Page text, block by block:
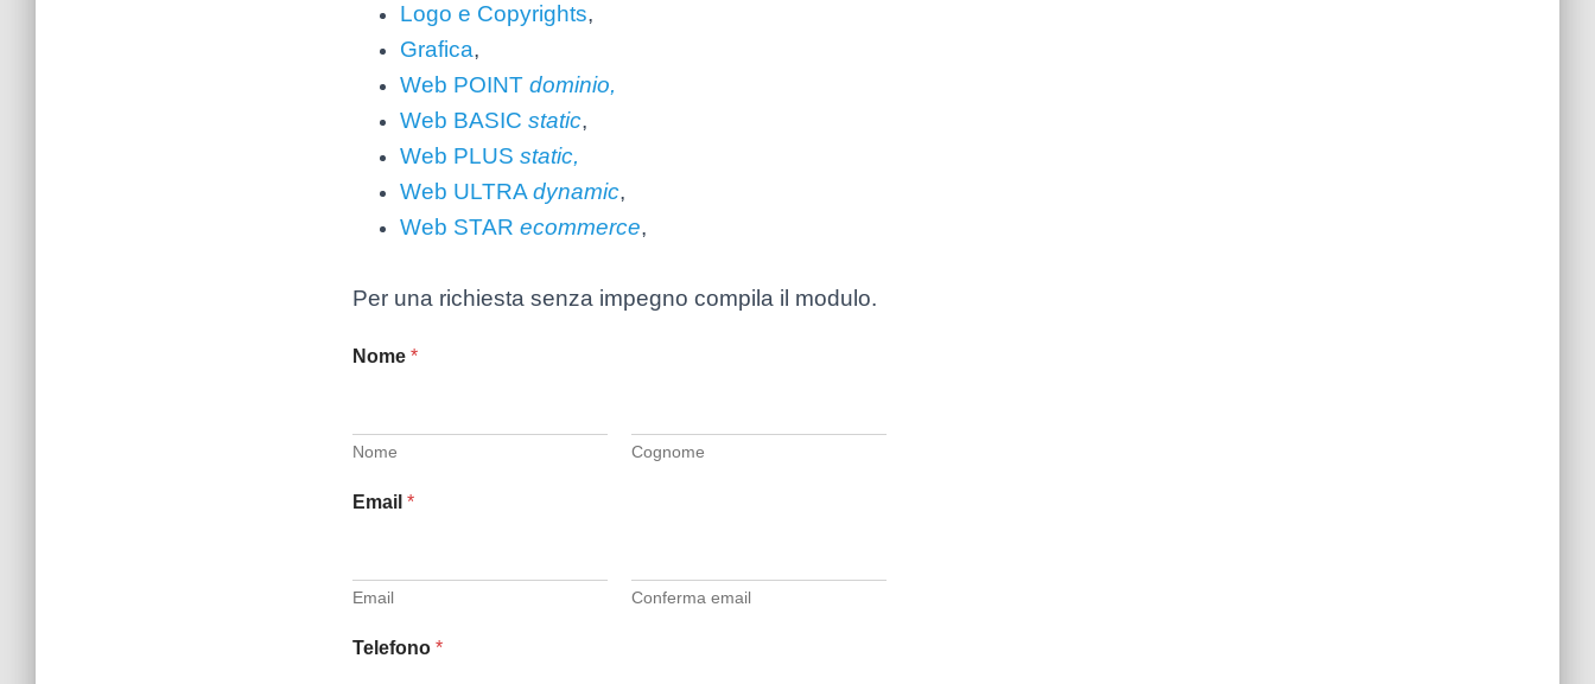
Logo e Copyrights,
Grafica,
Web POINT dominio,
Web BASIC static,
Web PLUS static,
Web ULTRA dynamic,
Web STAR ecommerce,
Per una richiesta senza impegno compila il modulo.
Nome *
Nome Cognome
Email *
Email Conferma email
Telefono *